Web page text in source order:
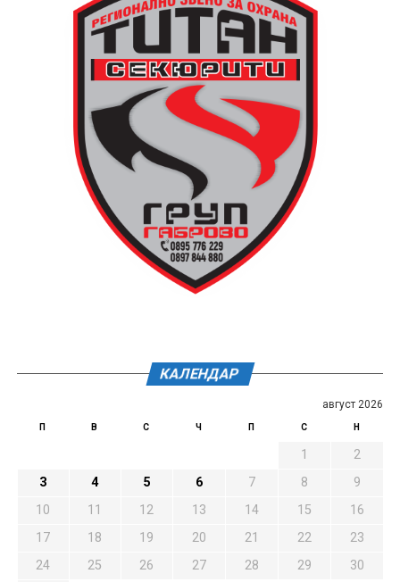
КАЛЕНДАР
август 2026
П В С Ч П С Н
1
2
3
4 5 6 7 8
9
10
11 12 13 14 15
16
17
18 19 20 21 22
23
24
25 26 27 28 29 30